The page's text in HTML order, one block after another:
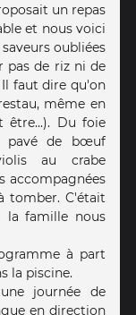
un repas
et nous voici
oubliées
pas de riz ni de
Il faut dire qu'on
même en
être...). Du foie
pavé de bœuf
au crabe
accompagnées
tomber. C'était
la famille nous
à part
la piscine.
journée de
en direction